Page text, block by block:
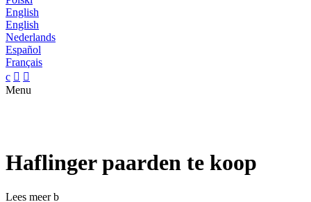
English
English
Nederlands
Español
Français
c  
Menu
Haflinger paarden te koop
Lees meerb